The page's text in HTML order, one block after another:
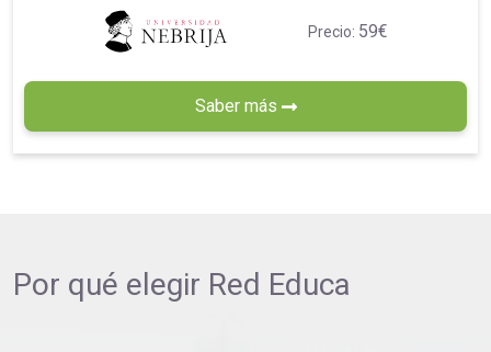
Precio: 59€
Saber más
Por qué elegir Red Educa